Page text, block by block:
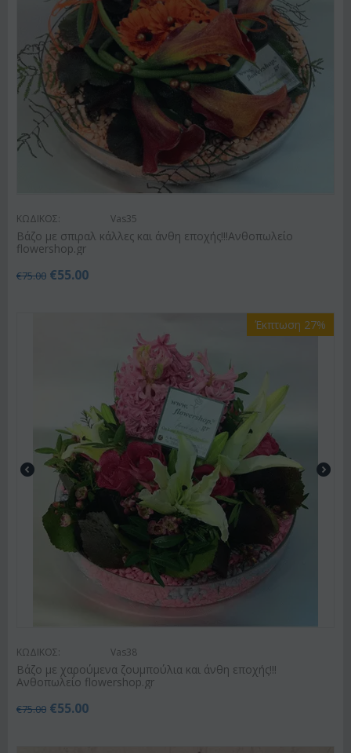
ΚΩΔΙΚΟΣ: Vas35
Βάζο με σπιραλ κάλλες και άνθη εποχής!!!Ανθοπωλείο
flowershop.gr
€75.00 €55.00
Έκπτωση 27%
ΚΩΔΙΚΟΣ: Vas38
Βάζο με χαρούμενα ζουμπούλια και άνθη εποχής!!!
Ανθοπωλείο flowershop.gr
€75.00 €55.00